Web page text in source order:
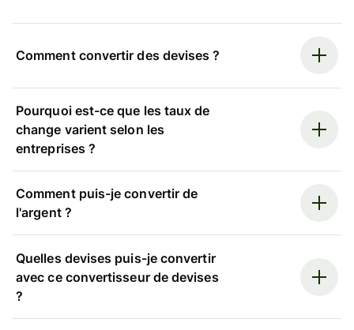
Comment convertir des devises ?
Pourquoi est-ce que les taux de
change varient selon les
entreprises ?
Comment puis-je convertir de
l'argent ?
Quelles devises puis-je convertir
avec ce convertisseur de devises
?